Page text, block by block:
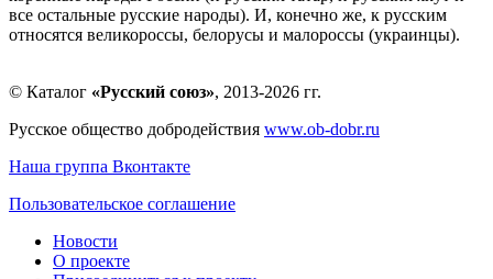
все остальные русские народы). И, конечно же, к русским
относятся великороссы, белорусы и малороссы (украинцы).
© Каталог «Русский союз», 2013-2026 гг.
Русское общество добродействия www.ob-dobr.ru
Наша группа Вконтакте
Пользовательское соглашение
Новости
О проекте